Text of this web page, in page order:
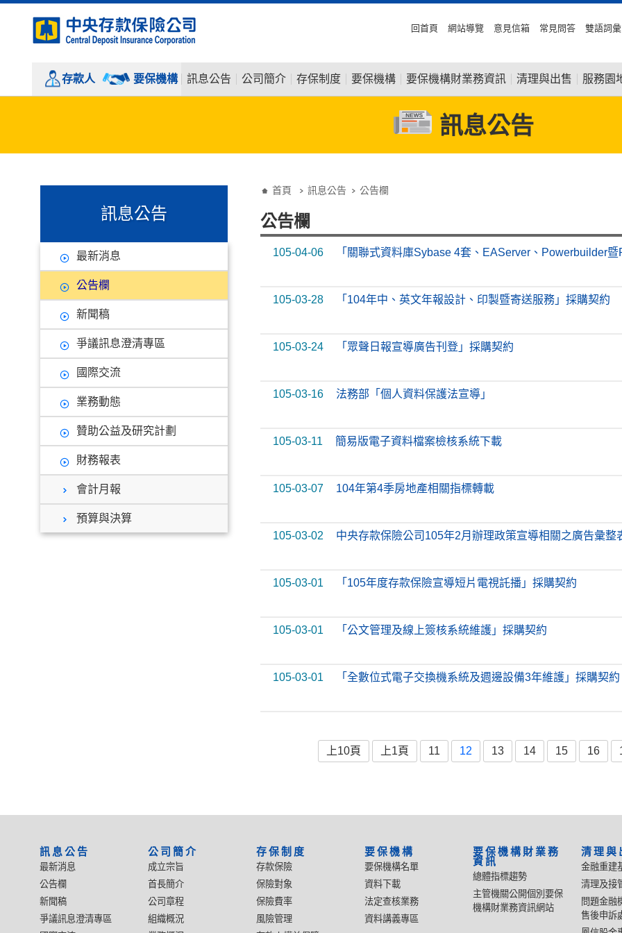
回首頁 網站導覽 意見信箱 常見問答 雙語詞彙
存款人 要保機構 訊息公告 公司簡介 存保制度 要保機構 要保機構財業務資訊 清理與出售 服務園
訊息公告
訊息公告
最新消息
公告欄
新聞稿
爭議訊息澄清專區
國際交流
業務動態
贊助公益及研究計劃
財務報表
會計月報
預算與決算
首頁 訊息公告 公告欄
公告欄
105-04-06 「關聯式資料庫Sybase 4套、EAServer、Powerbuilder
105-03-28 「104年中、英文年報設計、印製暨寄送服務」採購契約
105-03-24 「眾聲日報宣導廣告刊登」採購契約
105-03-16 法務部「個人資料保護法宣導」
105-03-11 簡易版電子資料檔案檢核系統下載
105-03-07 104年第4季房地產相關指標轉載
105-03-02 中央存款保險公司105年2月辦理政策宣導相關之廣告彙整
105-03-01 「105年度存款保險宣導短片電視託播」採購契約
105-03-01 「公文管理及線上簽核系統維護」採購契約
105-03-01 「全數位式電子交換機系統及週邊設備3年維護」採購契約
上10頁 上1頁 11 12 13 14 15 16
訊息公告
最新消息
公告欄
新聞稿
爭議訊息澄清專區
公司簡介
成立宗旨
首長簡介
公司章程
組織概況
存保制度
存款保險
保險對象
保險費率
風險管理
要保機構
要保機構名單
資料下載
法定查核業務
資料講義專區
要保機構財業務
資訊
總體指標趨勢
主管機關公開個別要保
機構財業務資訊網站
清理與
金融重建
清理及接
問題金融
售後申訴